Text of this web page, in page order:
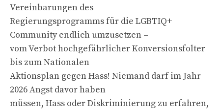
Vereinbarungen des
Regierungsprogramms für die LGBTIQ+
Community endlich umzusetzen –
vom Verbot hochgefährlicher Konversionsfolter
bis zum Nationalen
Aktionsplan gegen Hass! Niemand darf im Jahr
2026 Angst davor haben
müssen, Hass oder Diskriminierung zu erfahren,